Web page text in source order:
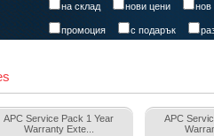
на склад нови цени нов
промоция с подарък
APC Service Pack 1 Year
Warranty Exte...
APC